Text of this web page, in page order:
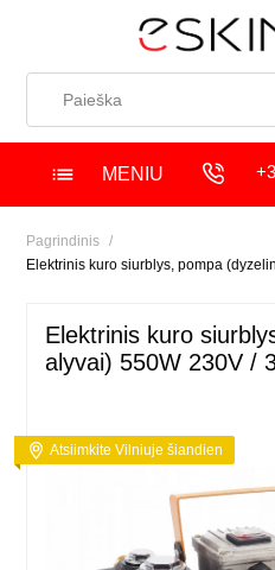
MENIU
Pagrindinis
Elektrinis kuro siurblys, pompa
Elektrinis kuro
alyvai) 550W 230V /
Atsiimkite Vilniuje šiandien